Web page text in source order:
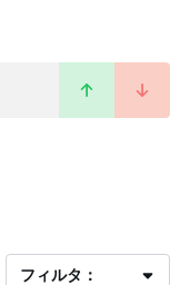
フィルタ：